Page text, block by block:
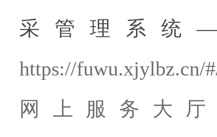
采管理系统
https://fuwu.xjylbz.cn/
网上服务大